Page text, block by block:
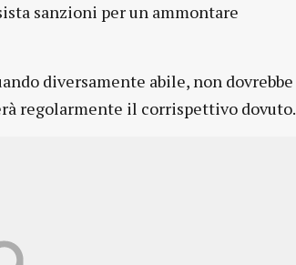
sanzioni per un ammontare
diversamente abile, non dovrebbe
regolarmente il corrispettivo dovuto.